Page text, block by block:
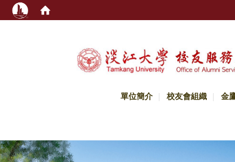
單位簡介 校友會組織 金